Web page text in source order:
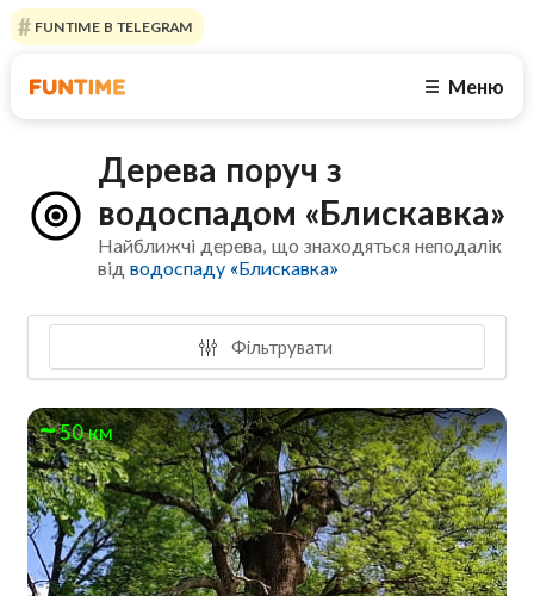
FUNTIME В TELEGRAM
☰ Меню
Дерева поруч з
водоспадом «Блискавка»
Найближчі дерева, що знаходяться неподалік
відводоспаду «Блискавка»
Фільтрувати
50 км